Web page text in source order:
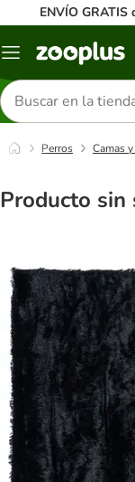
ENVÍO
Menú
Buscar
productos
Perros Camas
Producto sin